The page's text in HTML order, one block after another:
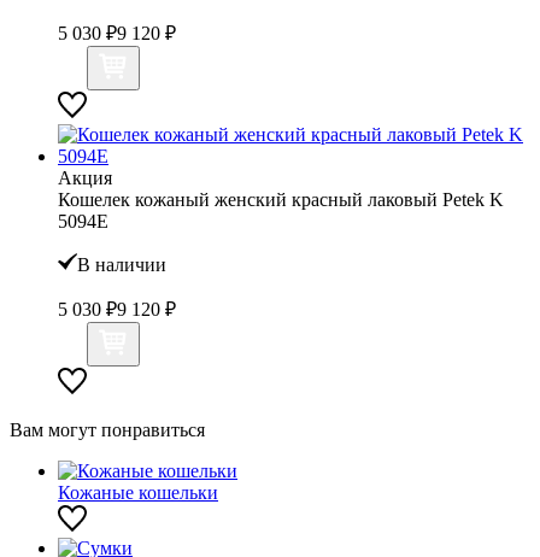
5 030 ₽9 120 ₽
Акция
Кошелек кожаный женский красный лаковый Petek K
5094Е
В наличии
5 030 ₽9 120 ₽
Вам могут понравиться
Кожаные кошельки